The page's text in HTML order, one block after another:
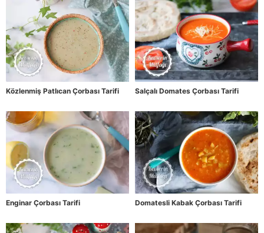
Közlenmiş Patlıcan Çorbası Tarifi Salçalı Domates Çorbası Tarifi
Enginar Çorbası Tarifi Domatesli Kabak Çorbası Tarifi